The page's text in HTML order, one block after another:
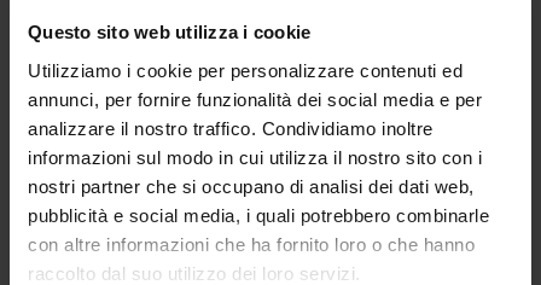
Questo sito web utilizza i cookie
Utilizziamo i cookie per personalizzare contenuti ed
annunci, per fornire funzionalità dei social media e per
analizzare il nostro traffico. Condividiamo inoltre
informazioni sul modo in cui utilizza il nostro sito con i
nostri partner che si occupano di analisi dei dati web,
pubblicità e social media, i quali potrebbero combinarle
con altre informazioni che ha fornito loro o che hanno
raccolto dal suo utilizzo dei loro servizi.
Guida all'accoppiamento Bluetooth
Domande frequenti
Documenti del prodotto